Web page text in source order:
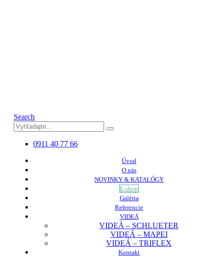
Search
0911 40 77 66
Úvod
O nás
NOVINKY & KATALÓGY
E-shop
Galéria
Referencie
VIDEÁ
VIDEÁ – SCHLUETER
VIDEÁ – MAPEI
VIDEÁ – TRIFLEX
Kontakt